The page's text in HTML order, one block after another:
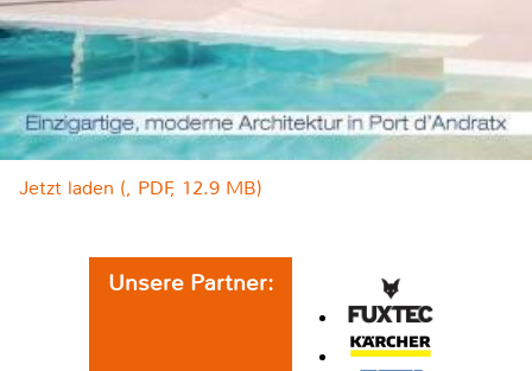
Jetzt laden (, PDF, 12.9 MB)
Unsere Partner: